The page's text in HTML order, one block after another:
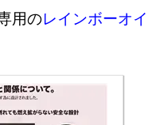
用のレインボーオイ